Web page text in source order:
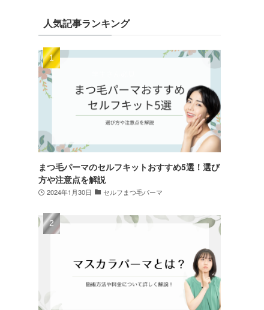
人気記事ランキング
まつ毛パーマのセルフキットおすすめ5選！選び
方や注意点を解説
2024年1月30日 セルフまつ毛パーマ